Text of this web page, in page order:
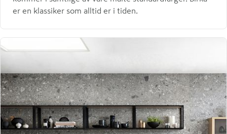
er en klassiker som alltid er i tiden.